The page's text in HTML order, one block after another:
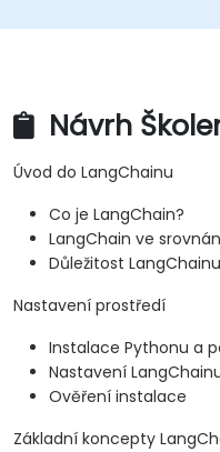
Návrh
Úvod do LangChainu
Co je LangChain?
LangChain ve
Důležitost
Nastavení prostředí
Instalace Pythonu a
Nastavení
Ověření instalace
Základní koncepty